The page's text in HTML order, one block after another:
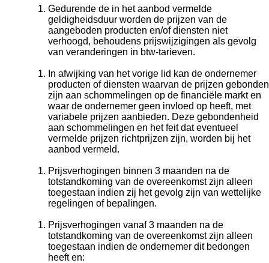
Gedurende de in het aanbod vermelde
geldigheidsduur worden de prijzen van de
aangeboden producten en/of diensten niet
verhoogd, behoudens prijswijzigingen als gevolg
van veranderingen in btw-tarieven.
In afwijking van het vorige lid kan de ondernemer
producten of diensten waarvan de prijzen gebonden
zijn aan schommelingen op de financiële markt en
waar de ondernemer geen invloed op heeft, met
variabele prijzen aanbieden. Deze gebondenheid
aan schommelingen en het feit dat eventueel
vermelde prijzen richtprijzen zijn, worden bij het
aanbod vermeld.
Prijsverhogingen binnen 3 maanden na de
totstandkoming van de overeenkomst zijn alleen
toegestaan indien zij het gevolg zijn van wettelijke
regelingen of bepalingen.
Prijsverhogingen vanaf 3 maanden na de
totstandkoming van de overeenkomst zijn alleen
toegestaan indien de ondernemer dit bedongen
heeft en: